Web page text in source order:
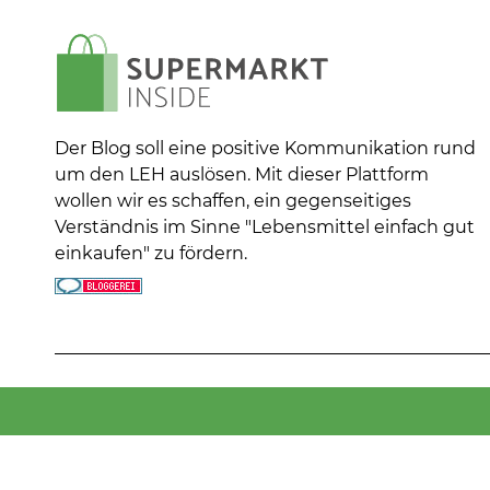
Der Blog soll eine positive Kommunikation rund
um den LEH auslösen. Mit dieser Plattform
wollen wir es schaffen, ein gegenseitiges
Verständnis im Sinne "Lebensmittel einfach gut
einkaufen" zu fördern.